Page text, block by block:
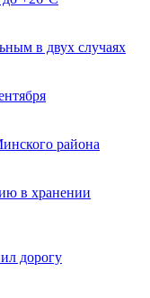
в двух случаях
района
в хранении
дорогу